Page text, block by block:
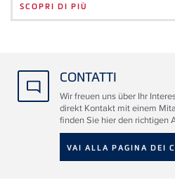
SCOPRI DI PIÙ
CONTATTI
Wir freuen uns über Ihr
direkt Kontakt mit einem
finden Sie hier den richtigen
VAI ALLA PAGINA DEI